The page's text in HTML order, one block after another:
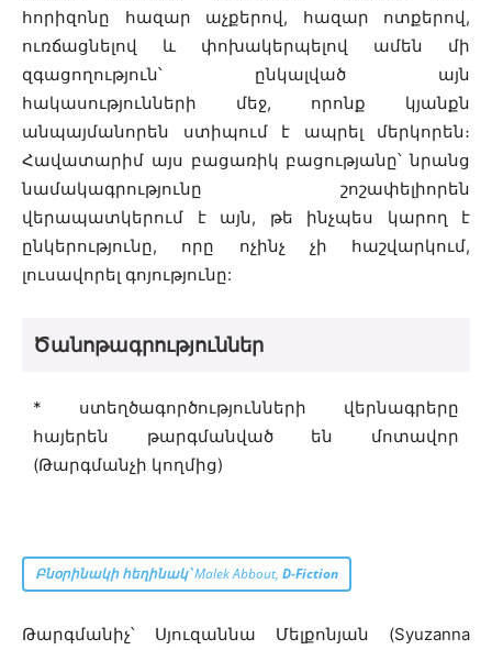
հորիզոնը հազար աչքերով, հազար ոտքերով,
ուռճացնելով և փոխակերպելով ամեն մի
զգացողություն՝ ընկալված այն
հակասությունների մեջ, որոնք կյանքն
անպայմանորեն ստիպում է ապրել մերկորեն։
Հավատարիմ այս բացառիկ բացությանը՝ նրանց
նամակագրությունը շոշափելիորեն
վերապատկերում է այն, թե ինչպես կարող է
ընկերությունը, որը ոչինչ չի հաշվարկում,
լուսավորել գոյությունը:
Ծանոթագրություններ
* ստեղծագործությունների վերնագրերը
հայերեն թարգմանված են մոտավոր
(Թարգմանչի կողմից)
Բնօրինակի հեղինակ՝Malek Abbout, D-Fiction
Թարգմանիչ՝ Սյուզաննա Մելքոնյան (Syuzanna